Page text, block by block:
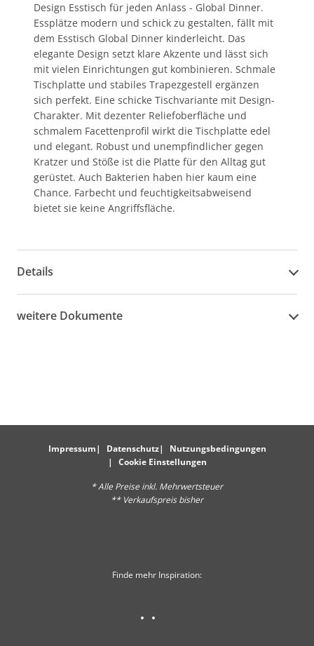
Design Esstisch für jeden Anlass - Global Dinner.
Essplätze modern und schick zu gestalten, fällt mit
dem Esstisch Global Dinner kinderleicht. Das
elegante Design setzt klare Akzente und lässt sich
mit vielen Einrichtungen gut kombinieren. Schmale
Tischplatte und stabiles Trapezgestell ergänzen
sich perfekt. Eine schicke Tischvariante mit Design-
Charakter. Mit dezenter Reliefoberfläche und
schmalem Facettenprofil wirkt die Tischplatte edel
und elegant. Robust und unempfindlicher gegen
Kratzer und Stöße ist die Platte für den Alltag gut
gerüstet. Auch Bakterien haben hier kaum eine
Chance. Farbecht und feuchtigkeitsabweisend
bietet sie keine Angriffsfläche.
Details
weitere Dokumente
Impressum Datenschutz
Nutzungsbedingungen
Cookie Einstellungen
* Alle Preise inkl. Mehrwertsteuer
** Verkaufspreis bisher
Finde mehr Inspiration: